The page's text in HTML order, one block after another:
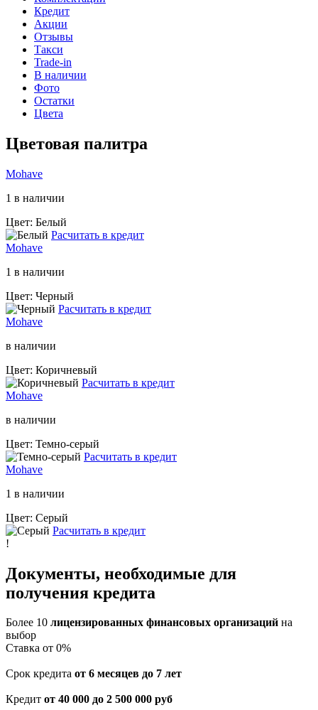
Кредит
Акции
Отзывы
Такси
Trade-in
В наличии
Фото
Остатки
Цвета
Цветовая палитра
Mohave
1 в наличии
Цвет: Белый
Расчитать в кредит
Mohave
1 в наличии
Цвет: Черный
Расчитать в кредит
Mohave
в наличии
Цвет: Коричневый
Расчитать в кредит
Mohave
в наличии
Цвет: Темно-серый
Расчитать в кредит
Mohave
1 в наличии
Цвет: Серый
Расчитать в кредит
!
Документы, необходимые для
получения кредита
Более 10 лицензированных финансовых организаций на
выбор
Cтавка от 0%
Срок кредита от 6 месяцев до 7 лет
Кредит от 40 000 до 2 500 000 руб